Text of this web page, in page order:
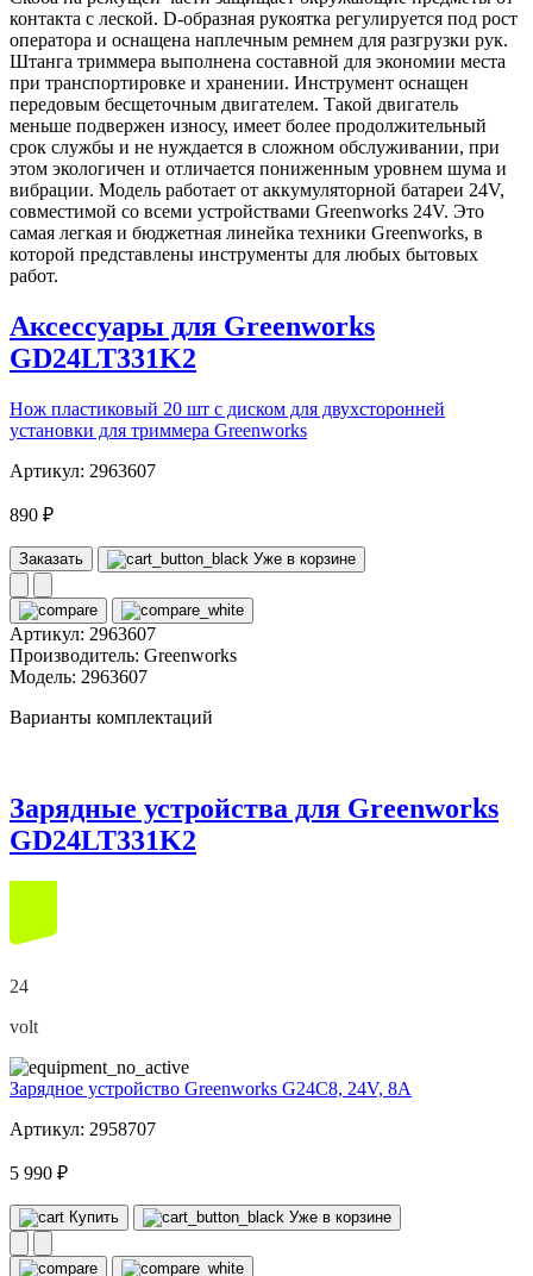
контакта с леской. D-образная рукоятка регулируется под рост
оператора и оснащена наплечным ремнем для разгрузки рук.
Штанга триммера выполнена составной для экономии места
при транспортировке и хранении. Инструмент оснащен
передовым бесщеточным двигателем. Такой двигатель
меньше подвержен износу, имеет более продолжительный
срок службы и не нуждается в сложном обслуживании, при
этом экологичен и отличается пониженным уровнем шума и
вибрации. Модель работает от аккумуляторной батареи 24V,
совместимой со всеми устройствами Greenworks 24V. Это
самая легкая и бюджетная линейка техники Greenworks, в
которой представлены инструменты для любых бытовых
работ.
Аксессуары для Greenworks
GD24LT331K2
Нож пластиковый 20 шт с диском для двухсторонней
установки для триммера Greenworks
Артикул: 2963607
890 ₽
Заказать Уже в корзине
Артикул: 2963607
Производитель: Greenworks
Модель: 2963607
Варианты комплектаций
Зарядные устройства для Greenworks
GD24LT331K2
24
volt
Зарядное устройство Greenworks G24C8, 24V, 8А
Артикул: 2958707
5 990 ₽
Купить Уже в корзине